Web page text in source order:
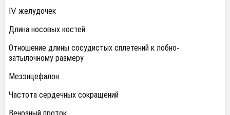
IV желудочек
Длина носовых костей
Отношение длины сосудистых сплетений к лобно-
затылочному размеру
Мезэнцефалон
Частота сердечных сокращений